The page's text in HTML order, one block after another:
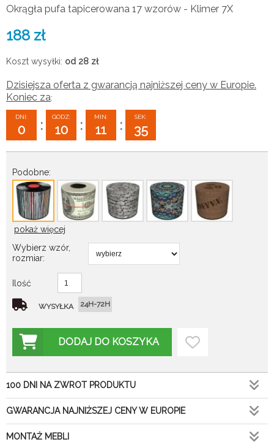
Okrągła pufa tapicerowana 17 wzorów - Klimer 7X
188 zł
Koszt wysyłki: od 28 zł
Dzisiejsza oferta z gwarancją najniższej ceny w Europie.
Koniec za:
DNI:
0 :
GODZ:
10 :
MIN:
11 :
SEK:
33
Podobne:
pokaż więcej
Wybierz wzór,
rozmiar:
Ilość
WYSYŁKA 24H-72H
DODAJ DO KOSZYKA
100 DNI NA ZWROT PRODUKTU
GWARANCJA NAJNIŻSZEJ CENY W EUROPIE
MONTAŻ MEBLI